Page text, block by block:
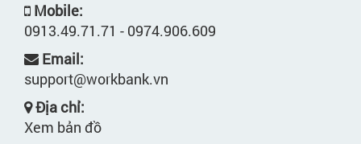
Mobile:
0913.49.71.71 - 0974.906.609
Email:
support@workbank.vn
Địa chỉ:
Xem bản đồ